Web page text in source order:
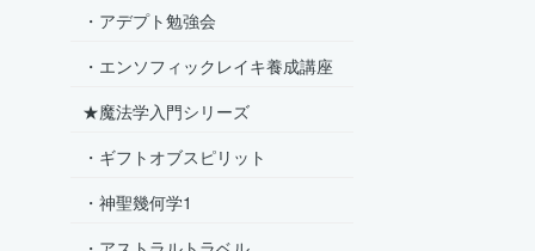
・アデプト勉強会
・エンソフィックレイキ養成講座
★魔法学入門シリーズ
・ギフトオブスピリット
・神聖幾何学1